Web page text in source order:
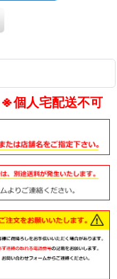
※個人宅配送不可